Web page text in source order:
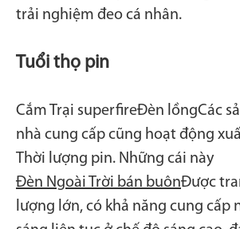
trải nghiệm đeo cá nhân.
Tuổi thọ pin
Cắm Trại superfireĐèn lồngCác
nhà cung cấp cũng hoạt động
Thời lượng pin. Những cái này
Đèn Ngoài Trời bán buônĐược
lượng lớn, có khả năng cung cấp